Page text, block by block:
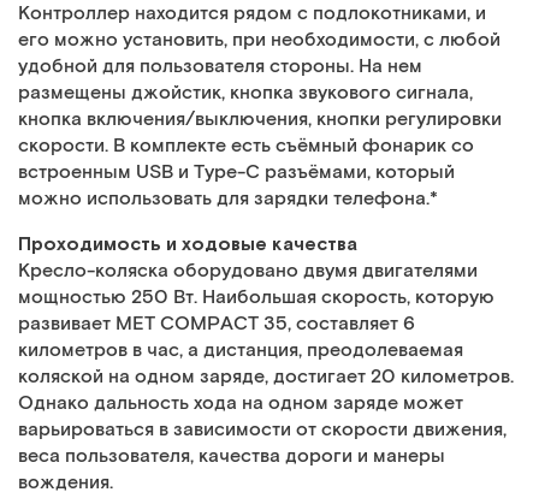
Контроллер находится рядом с подлокотниками, и
его можно установить, при необходимости, с любой
удобной для пользователя стороны. На нем
размещены джойстик, кнопка звукового сигнала,
кнопка включения/выключения, кнопки регулировки
скорости. В комплекте есть съёмный фонарик со
встроенным USB и Type-C разъёмами, который
можно использовать для зарядки телефона.*
Проходимость и ходовые качества
Кресло-коляска оборудовано двумя двигателями
мощностью 250 Вт. Наибольшая скорость, которую
развивает MET COMPACT 35, составляет 6
километров в час, а дистанция, преодолеваемая
коляской на одном заряде, достигает 20 километров.
Однако дальность хода на одном заряде может
варьироваться в зависимости от скорости движения,
веса пользователя, качества дороги и манеры
вождения.